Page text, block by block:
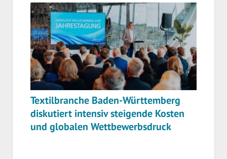
Textilbranche Baden-Württemberg
diskutiert intensiv steigende Kosten
und globalen Wettbewerbsdruck